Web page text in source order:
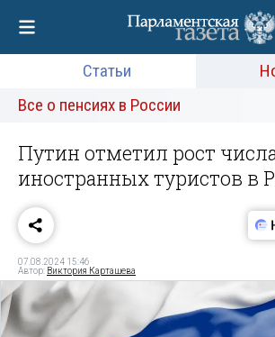
Статьи
Все о пенсиях в России
Путин отметил рост
иностранных туристов в
07.08.2024 15:46
Автор: Виктория Карташева